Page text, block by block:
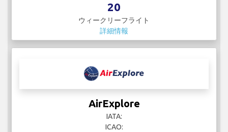
20
ウィークリーフライト
詳細情報
AirExplore
IATA:
ICAO: